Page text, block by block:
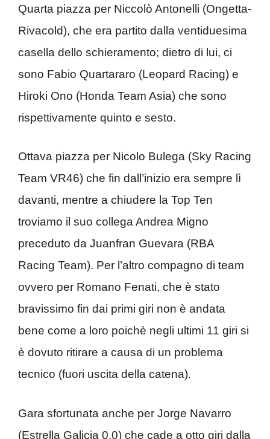
Quarta piazza per Niccolò Antonelli (Ongetta-
Rivacold), che era partito dalla ventiduesima
casella dello schieramento; dietro di lui, ci
sono Fabio Quartararo (Leopard Racing) e
Hiroki Ono (Honda Team Asia) che sono
rispettivamente quinto e sesto.
Ottava piazza per Nicolo Bulega (Sky Racing
Team VR46) che fin dall’inizio era sempre lì
davanti, mentre a chiudere la Top Ten
troviamo il suo collega Andrea Migno
preceduto da Juanfran Guevara (RBA
Racing Team). Per l’altro compagno di team
ovvero per Romano Fenati, che è stato
bravissimo fin dai primi giri non è andata
bene come a loro poichè negli ultimi 11 giri si
è dovuto ritirare a causa di un problema
tecnico (fuori uscita della catena).
Gara sfortunata anche per Jorge Navarro
(Estrella Galicia 0,0) che cade a otto giri dalla